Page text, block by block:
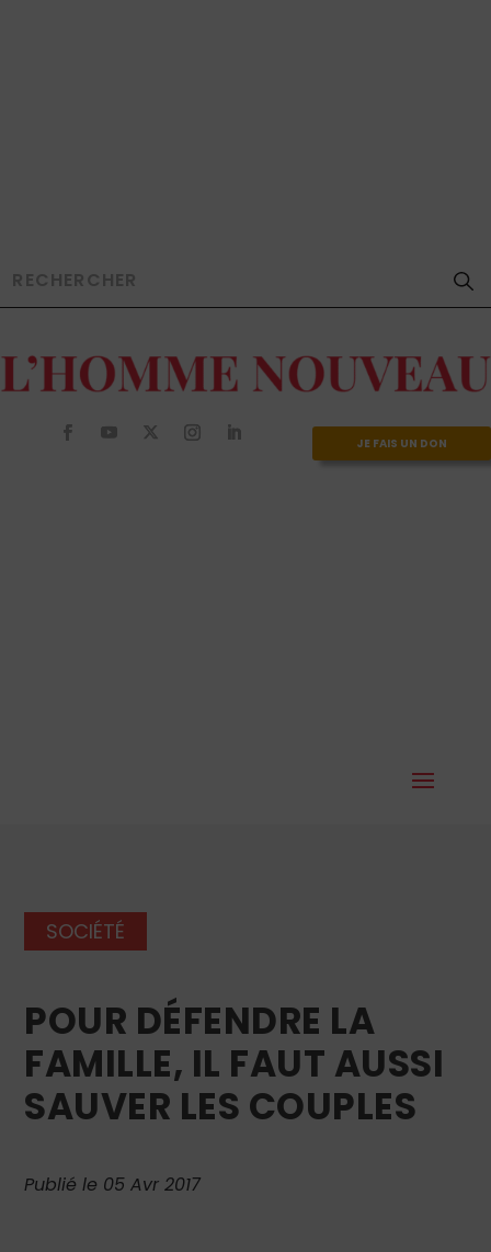
JE FAIS UN DON
SOCIÉTÉ
POUR DÉFENDRE LA
FAMILLE, IL FAUT AUSSI
SAUVER LES COUPLES
Publié le 05 Avr 2017